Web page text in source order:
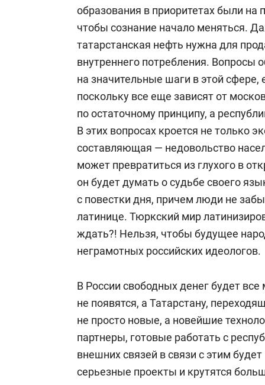
образования в приоритетах были
чтобы сознание начало меняться.
татарстанская нефть нужна для
внутреннего потребления. Вопросы
на значительные шаги в этой
поскольку все еще зависят от
по остаточному принципу, а
В этих вопросах кроется не только
составляющая — недовольство
может превратиться из глухого в
он будет думать о судьбе своего
с повестки дня, причем люди не
латинице. Тюркский мир
ждать?! Нельзя, чтобы будущее
неграмотных российских идеологов.
В России свободных денег будет
не появятся, а Татарстану,
не просто новые, а новейшие
партнеры, готовые работать с
внешних связей в связи с этим
серьезные проекты и крутятся